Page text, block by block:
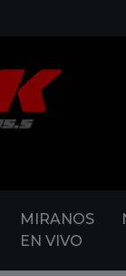
MIRANOS
EN VIVO